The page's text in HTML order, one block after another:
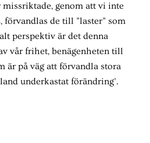
genom att vi inte
förvandlas de till ”laster” som
perspektiv är det denna
vår frihet, benägenheten till
är på väg att förvandla stora
underkastat förändring’.